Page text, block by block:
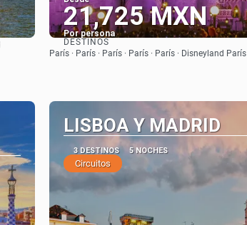
21,725 MXN
Por persona
Ver
DESTINOS
París · París · París · París · París · Disneyland París
LISBOA Y MADRID
3 DESTINOS 5 NOCHES
Circuitos